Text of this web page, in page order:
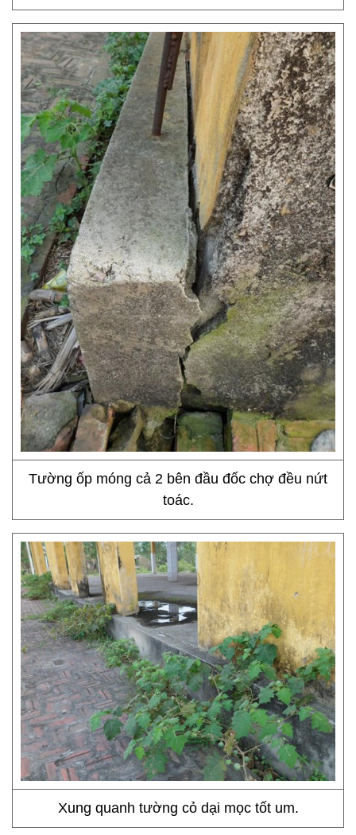
Tường ốp móng cả 2 bên đầu đốc chợ đều nứt
toác.
Xung quanh tường cỏ dại mọc tốt um.